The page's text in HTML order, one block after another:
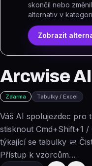
skončil nebo
alternativ v
Zobrazit
Arcwise AI
Zdarma Tabulky / Excel
Váš AI spolujezdec pro
stisknout Cmd+Shift+1
týkající se tabulky 🧼
Přístup k vzorcům…